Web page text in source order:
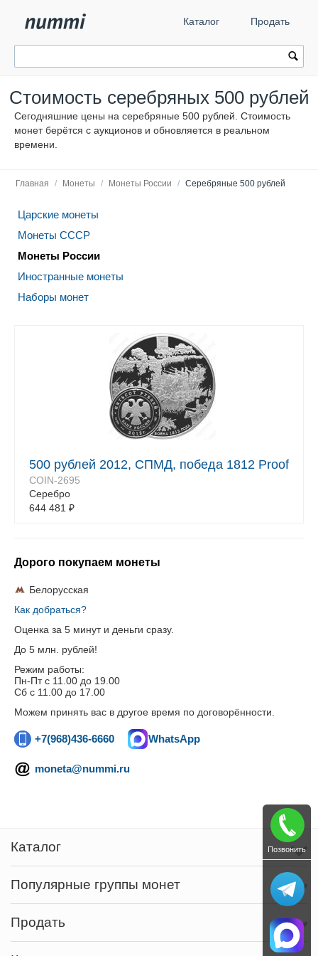
Каталог Продать
Стоимость серебряных 500 рублей
Сегодняшние цены на серебряные 500 рублей. Стоимость
монет берётся с аукционов и обновляется в реальном
времени.
Главная / Монеты / Монеты России / Серебряные 500 рублей
Царские монеты
Монеты СССР
Монеты России
Иностранные монеты
Наборы монет
500 рублей 2012, СПМД, победа 1812 Proof
COIN-2695
Серебро
644 481 ₽
Дорого покупаем монеты
Белорусская
Как добраться?
Оценка за 5 минут и деньги сразу.
До 5 млн. рублей!
Режим работы:
Пн-Пт c 11.00 до 19.00
Сб с 11.00 до 17.00
Можем принять вас в другое время по договорённости.
+7(968)436-6660 WhatsApp
moneta@nummi.ru
Каталог
Популярные группы монет
Продать
Позвонить